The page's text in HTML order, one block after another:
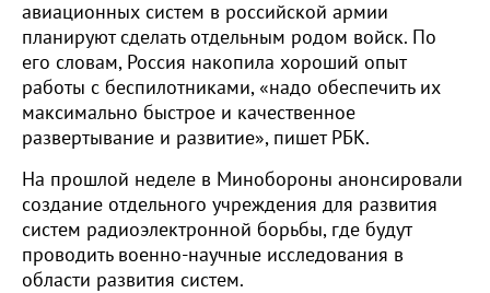
авиационных систем в российской армии
планируют сделать отдельным родом войск. По
его словам, Россия накопила хороший опыт
работы с беспилотниками, «надо обеспечить их
максимально быстрое и качественное
развертывание и развитие», пишет РБК.
На прошлой неделе в Минобороны анонсировали
создание отдельного учреждения для развития
систем радиоэлектронной борьбы, где будут
проводить военно-научные исследования в
области развития систем.